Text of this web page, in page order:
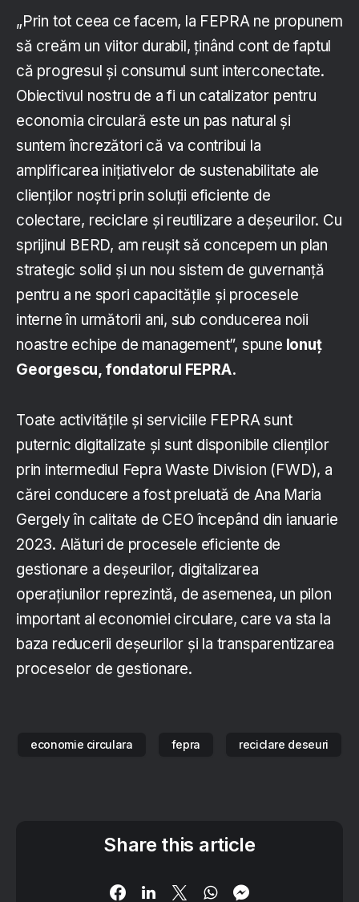
„Prin tot ceea ce facem, la FEPRA ne propunem
să creăm un viitor durabil, ținând cont de faptul
că progresul și consumul sunt interconectate.
Obiectivul nostru de a fi un catalizator pentru
economia circulară este un pas natural și
suntem încrezători că va contribui la
amplificarea inițiativelor de sustenabilitate ale
clienților noștri prin soluții eficiente de
colectare, reciclare și reutilizare a deșeurilor. Cu
sprijinul BERD, am reușit să concepem un plan
strategic solid și un nou sistem de guvernanță
pentru a ne spori capacitățile și procesele
interne în următorii ani, sub conducerea noii
noastre echipe de management”, spune Ionuț
Georgescu, fondatorul FEPRA.
Toate activitățile și serviciile FEPRA sunt
puternic digitalizate și sunt disponibile clienților
prin intermediul Fepra Waste Division (FWD), a
cărei conducere a fost preluată de Ana Maria
Gergely în calitate de CEO începând din ianuarie
2023. Alături de procesele eficiente de
gestionare a deșeurilor, digitalizarea
operațiunilor reprezintă, de asemenea, un pilon
important al economiei circulare, care va sta la
baza reducerii deșeurilor și la transparentizarea
proceselor de gestionare.
economie circulara fepra reciclare deseuri
Share this article